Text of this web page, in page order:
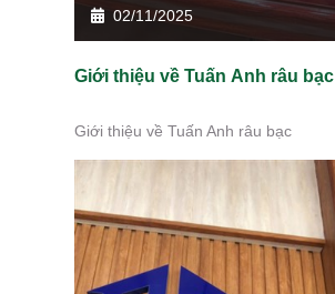
02/11/2025
Giới thiệu về Tuấn Anh râu bạc
Giới thiệu về Tuấn Anh râu bạc